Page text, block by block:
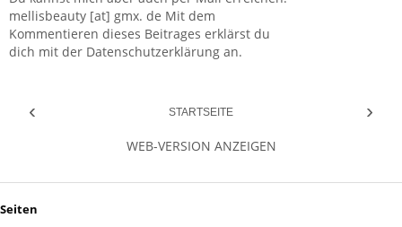
mellisbeauty [at] gmx. de Mit dem
Kommentieren dieses Beitrages erklärst du
dich mit der Datenschutzerklärung an.
‹ ›
STARTSEITE
WEB-VERSION ANZEIGEN
Seiten